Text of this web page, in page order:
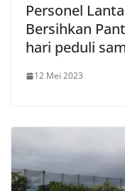
Personel
Bersihkan
hari peduli
12 Mei 2023